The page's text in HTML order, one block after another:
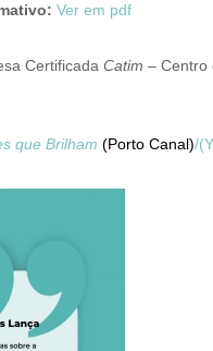
Ver em pdf
Certificada Catim – Centro
que Brilham (Porto Canal)/(